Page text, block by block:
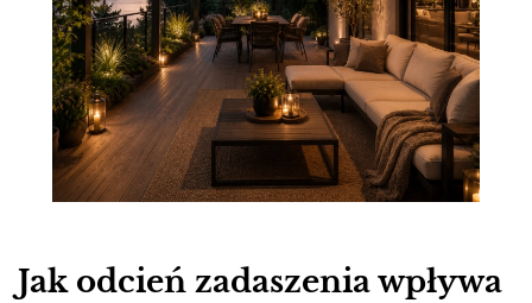
Jak odcień zadaszenia wpływa